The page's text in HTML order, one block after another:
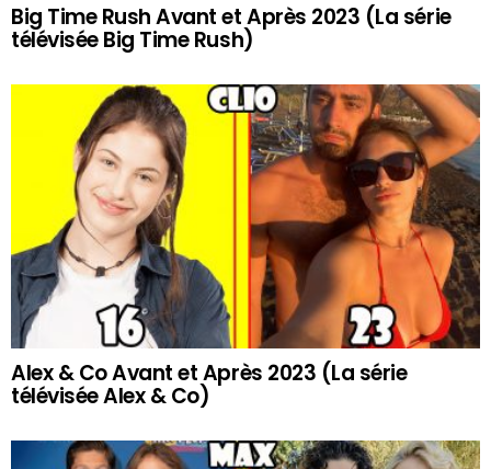
Big Time Rush Avant et Après 2023 (La série
télévisée Big Time Rush)
Alex & Co Avant et Après 2023 (La série
télévisée Alex & Co)